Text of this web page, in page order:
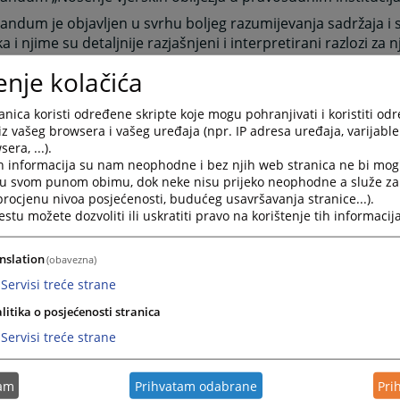
je objavljen u svrhu boljeg razumijevanja sadržaja i
i njime su detaljnije razjašnjeni i interpretirani razlozi za
teksta zaključka VSTV-a BiH glasi:
je usvojilo zaključak da ostaje pri ranijem zaključku koji
nošenja vjerskih obilježja u pravosudnim
je usvojilo zaključak da će se, u svrhu boljeg
ovog zaključka, javno objaviti memorandum na web
će biti detaljnije razjašnjeni i interpretirani razlozi za
je usvojilo zaključak da će se, sa istim ciljem, pristupiti
otvaranju dijaloga sa predstavnicima svih vjerskih
predstavnicima zakonodavne i izvršne vlasti.
za odnose s medijima u VSTV-
Popović, glasnogovornik VSTV BiH
707 518
131 785
kolačića
koristi određene skripte koje mogu pohranjivati i koristiti
vašeg browsera i vašeg uređaja (npr. IP adresa uređaja,
...).
informacija su nam neophodne i bez njih web stranica ne bi
svom punom obimu, dok neke nisu prijeko neophodne a služe
nivoa posjećenosti, budućeg usavršavanja stranice...).
možete dozvoliti ili uskratiti pravo na korištenje tih
(obavezna)
Servisi treće strane
o posjećenosti stranica
Servisi treće strane
Prihvatam odabrane